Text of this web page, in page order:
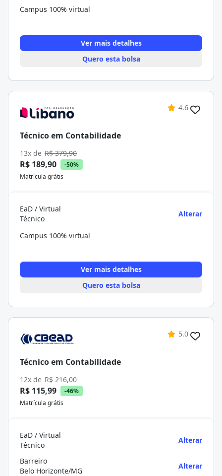
Campus 100% virtual
Ver mais detalhes
Quero esta bolsa
4.6
Técnico em Contabilidade
13x de R$ 379,90
R$ 189,90
-50%
Matrícula grátis
EaD / Virtual
Técnico
Alterar
Campus 100% virtual
Ver mais detalhes
Quero esta bolsa
5.0
Técnico em Contabilidade
12x de R$ 216,00
R$ 115,99
-46%
Matrícula grátis
EaD / Virtual
Técnico
Alterar
Barreiro
Belo Horizonte/MG
Alterar